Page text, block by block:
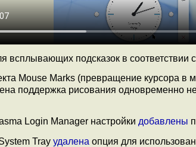
всплывающих подсказок в соответствии
Mouse Marks (превращение курсора в
поддержка рисования одновременно
Login Manager настройки добавлены
Tray удалена опция для